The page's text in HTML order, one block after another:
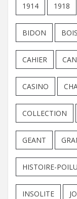
1914 1918
BIDON BOIS
CAHIER
CASINO
COLLECTION
GEANT
HISTOIRE-POILU
INSOLITE